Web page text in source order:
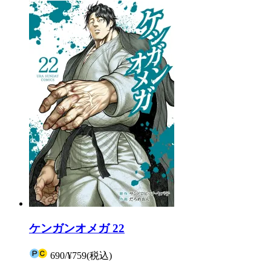
ケンガンオメガ 22
690/¥759(税込)